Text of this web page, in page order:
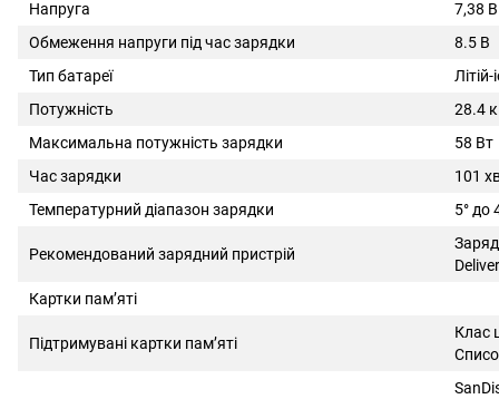
Напруга
7,38 В
Обмеження напруги під час зарядки
8.5 В
Тип батареї
Потужність
28.4
Максимальна потужність зарядки
58 Вт
Час зарядки
101
Температурний діапазон зарядки
5° дo
Рекомендований зарядний пристрій
Картки пам’яті
Підтримувані картки пам’яті
Клас